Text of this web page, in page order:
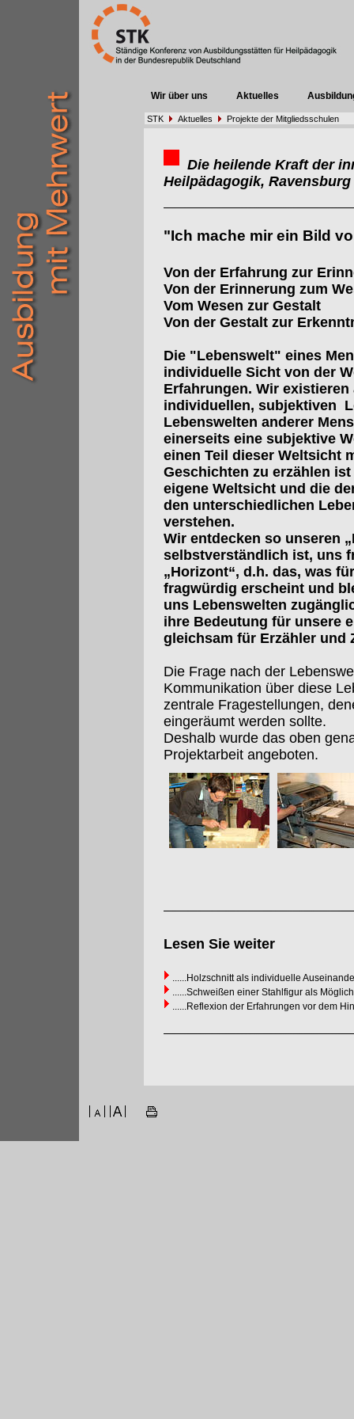
Wir über uns Aktuelles
STK Aktuelles Projekte der Mitgliedsschulen
Die heilende Kraft der
Heilpädagogik, Ravensburg
"Ich mache mir ein Bild
Von der Erfahrung zur
Von der Erinnerung zum
Vom Wesen zur Gestalt
Von der Gestalt zur
Die "Lebenswelt" eines
individuelle Sicht von der
Erfahrungen. Wir
individuellen, subjektiven
Lebenswelten anderer
einerseits eine subjektive
einen Teil dieser Weltsicht
Geschichten zu erzählen
eigene Weltsicht und die
den unterschiedlichen
verstehen.
Wir entdecken so unseren
selbstverständlich ist, uns
„Horizont“, d.h. das, was
fragwürdig erscheint und
uns Lebenswelten
ihre Bedeutung für unsere
gleichsam für Erzähler und
Die Frage nach der
Kommunikation über diese
zentrale Fragestellungen,
eingeräumt werden sollte.
Deshalb wurde das oben
Projektarbeit angeboten.
Lesen Sie weiter
......Holzschnitt als individuelle
......Schweißen einer Stahlfigur als
......Reflexion der Erfahrungen vor dem